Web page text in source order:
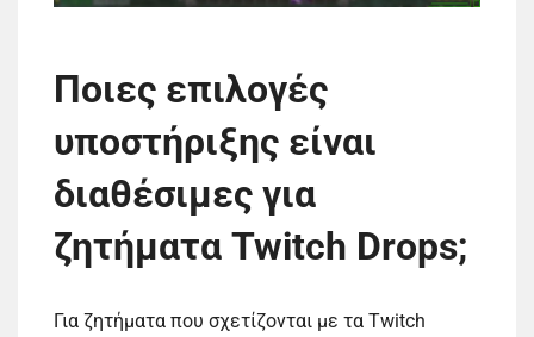
Ποιες επιλογές
υποστήριξης είναι
διαθέσιμες για
ζητήματα Twitch Drops;
Για ζητήματα που σχετίζονται με τα Twitch